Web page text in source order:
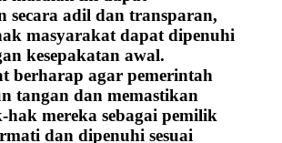
secara adil dan transparan,
masyarakat dapat dipenuhi
kesepakatan awal.
berharap agar pemerintah
tangan dan memastikan
hak mereka sebagai pemilik
dan dipenuhi sesuai